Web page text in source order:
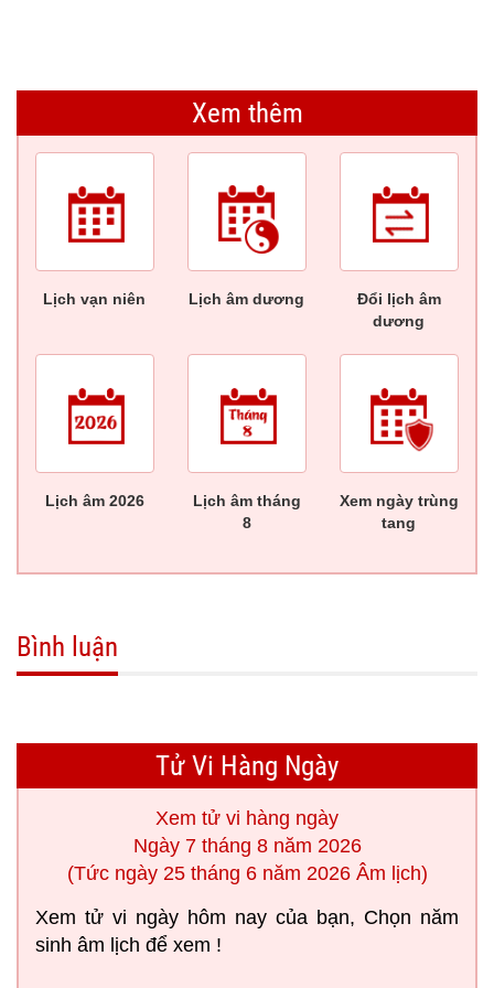
Xem thêm
Lịch vạn niên Lịch âm dương
Đổi lịch âm
dương
Lịch âm 2026
Lịch âm tháng
8
Xem ngày trùng
tang
Bình luận
Tử Vi Hàng Ngày
Xem tử vi hàng ngày
Ngày 7 tháng 8 năm 2026
(Tức ngày 25 tháng 6 năm 2026 Âm lịch)
Xem tử vi ngày hôm nay của bạn, Chọn năm
sinh âm lịch để xem !